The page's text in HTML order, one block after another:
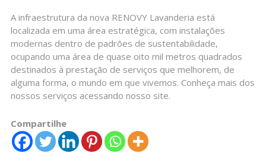
A infraestrutura da nova RENOVY Lavanderia está
localizada em uma área estratégica, com instalações
modernas dentro de padrões de sustentabilidade,
ocupando uma área de quase oito mil metros quadrados
destinados à prestação de serviços que melhorem, de
alguma forma, o mundo em que vivemos. Conheça mais dos
nossos serviços acessando nosso site.
Compartilhe